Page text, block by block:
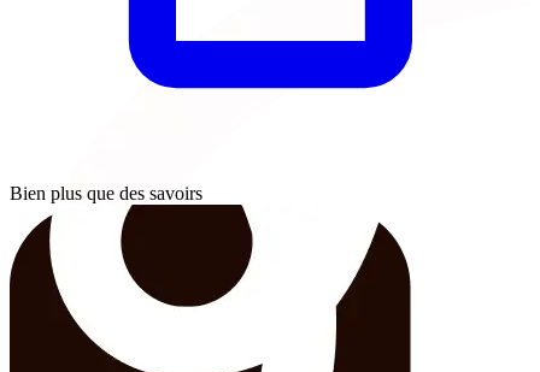
Bien plus que des savoirs